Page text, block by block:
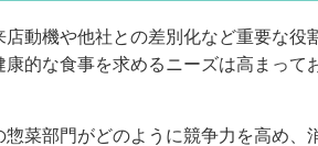
動機や他社との差別化など重要な役
的な食事を求めるニーズは高まって
菜部門がどのように競争力を高め、